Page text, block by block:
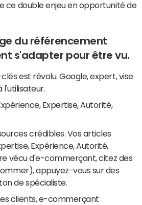
ce double enjeu en opportunité de
du référencement
s'adapter pour être vu.
est révolu. Google, expert, vise
l'utilisateur.
Expertise, Autorité,
crédibles. Vos articles
Expérience, Autorité,
vécu d'e-commerçant, citez des
appuyez-vous sur des
de spécialiste.
clients, e-commerçant